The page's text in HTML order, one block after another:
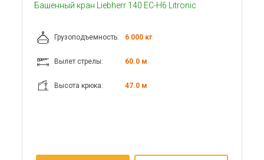
Башенный кран Liebherr 140 EC-H6 Litronic
Грузоподъемность: 6 000 кг
Вылет стрелы: 60.0 м
Высота крюка: 47.0 м